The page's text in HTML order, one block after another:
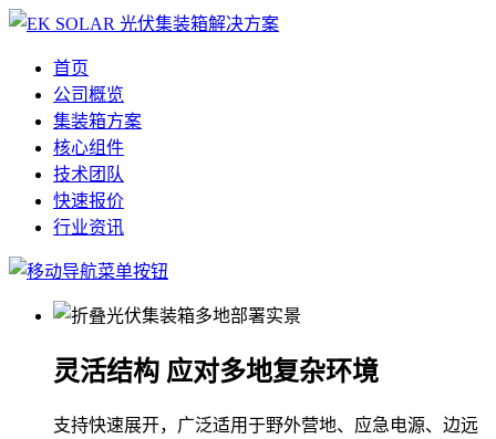
首页
公司概览
集装箱方案
核心组件
技术团队
快速报价
行业资讯
灵活结构 应对多地复杂环境
支持快速展开，广泛适用于野外营地、应急电源、边远